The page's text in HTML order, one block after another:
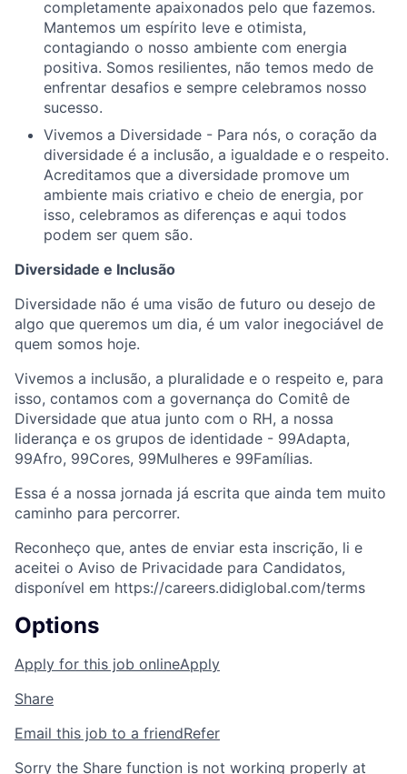
completamente apaixonados pelo que fazemos.
Mantemos um espírito leve e otimista,
contagiando o nosso ambiente com energia
positiva. Somos resilientes, não temos medo de
enfrentar desafios e sempre celebramos nosso
sucesso.
Vivemos a Diversidade - Para nós, o coração da
diversidade é a inclusão, a igualdade e o respeito.
Acreditamos que a diversidade promove um
ambiente mais criativo e cheio de energia, por
isso, celebramos as diferenças e aqui todos
podem ser quem são.
Diversidade e Inclusão
Diversidade não é uma visão de futuro ou desejo de
algo que queremos um dia, é um valor inegociável de
quem somos hoje.
Vivemos a inclusão, a pluralidade e o respeito e, para
isso, contamos com a governança do Comitê de
Diversidade que atua junto com o RH, a nossa
liderança e os grupos de identidade - 99Adapta,
99Afro, 99Cores, 99Mulheres e 99Famílias.
Essa é a nossa jornada já escrita que ainda tem muito
caminho para percorrer.
Reconheço que, antes de enviar esta inscrição, li e
aceitei o Aviso de Privacidade para Candidatos,
disponível em https://careers.didiglobal.com/terms
Options
Apply for this job onlineApply
Share
Email this job to a friendRefer
Sorry the Share function is not working properly at